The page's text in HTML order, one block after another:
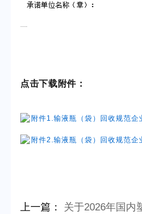
点击下载附件：
附件1.输液瓶（袋）回收规范企
附件2.输液瓶（袋）回收规范
上一篇： 关于2026年国内塑料循